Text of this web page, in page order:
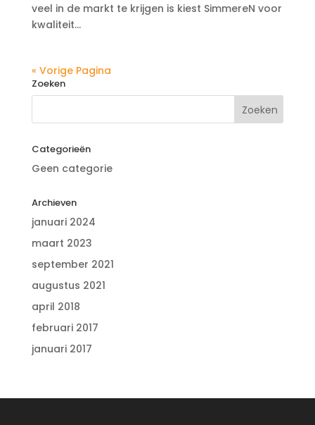
veel in de markt te krijgen is kiest SimmereN voor
kwaliteit...
« Vorige Pagina
Zoeken
Categorieën
Geen categorie
Archieven
januari 2024
maart 2023
september 2021
augustus 2021
april 2018
februari 2017
januari 2017